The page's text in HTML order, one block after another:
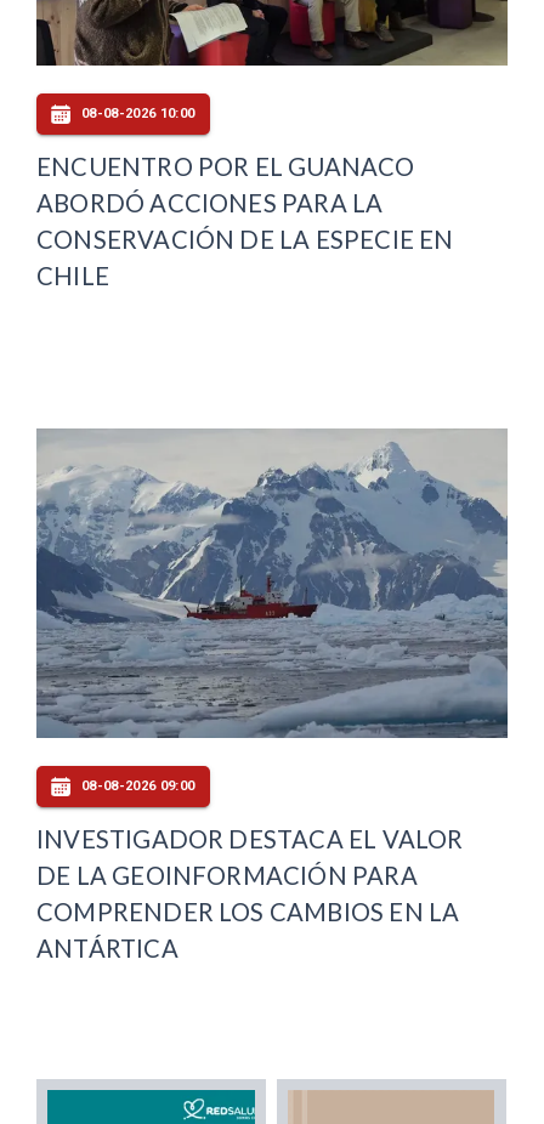
08-08-2026 10:00
ENCUENTRO POR EL GUANACO
ABORDÓ ACCIONES PARA LA
CONSERVACIÓN DE LA ESPECIE EN
CHILE
08-08-2026 09:00
INVESTIGADOR DESTACA EL VALOR
DE LA GEOINFORMACIÓN PARA
COMPRENDER LOS CAMBIOS EN LA
ANTÁRTICA